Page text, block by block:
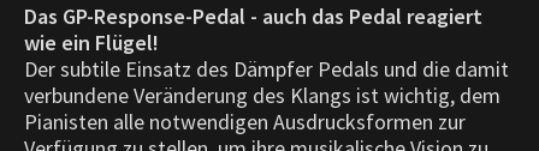
Das GP-Response-Pedal - auch das Pedal reagiert
wie ein Flügel!
Der subtile Einsatz des Dämpfer Pedals und die damit
verbundene Veränderung des Klangs ist wichtig, dem
Pianisten alle notwendigen Ausdrucksformen zur